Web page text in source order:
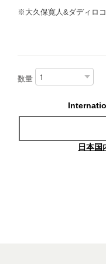
※大久保寛人&ダディロ
数量
日本国